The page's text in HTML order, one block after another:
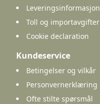
Leveringsinformasjon
Toll og importavgifter
Cookie declaration
Kundeservice
Betingelser og vilkår
Personvernerklæring
Ofte stilte spørsmål